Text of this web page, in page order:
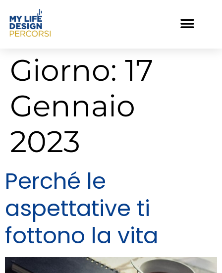
Giorno: 17
Gennaio
2023
Perché le
aspettative ti
fottono la vita